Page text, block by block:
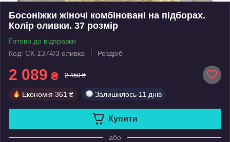
Босоніжки жіночі комбіновані на підборах.
Колір оливки. 37 розмір
Готово до відправки
Код: СК-1374/3 оливка
Роздріб
2 089 ₴ 2 450 ₴
Економія 361 ₴ Залишилось 11 днів
Купити
або